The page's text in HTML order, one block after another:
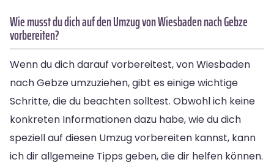
Wie musst du dich auf den Umzug von Wiesbaden nach Gebze
vorbereiten?
Wenn du dich darauf vorbereitest, von Wiesbaden
nach Gebze umzuziehen, gibt es einige wichtige
Schritte, die du beachten solltest. Obwohl ich keine
konkreten Informationen dazu habe, wie du dich
speziell auf diesen Umzug vorbereiten kannst, kann
ich dir allgemeine Tipps geben, die dir helfen können.